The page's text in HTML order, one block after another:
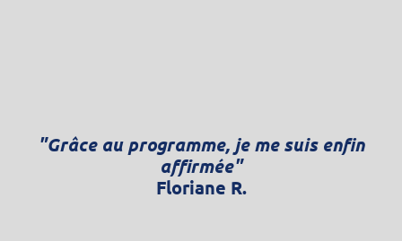
"Grâce au programme, je me suis enfin
affirmée"
Floriane R.